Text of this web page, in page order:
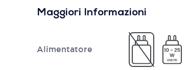
Maggiori Informazioni
Alimentatore